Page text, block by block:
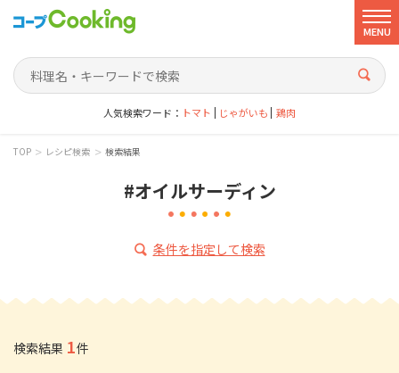
MENU
人気検索ワード： トマト じゃがいも 鶏肉
TOP > レシピ検索 > 検索結果
#オイルサーディン
条件を指定して検索
検索結果 1件